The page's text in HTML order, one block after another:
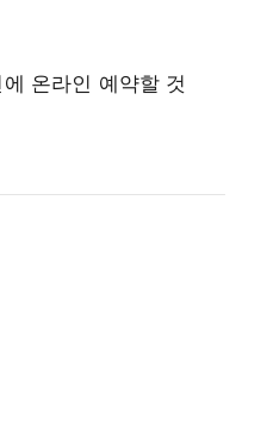
온라인 예약할 것